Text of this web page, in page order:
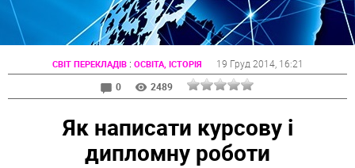
СВІТ ПЕРЕКЛАДІВ: ОСВІТА, ІСТОРІЯ 19 Груд 2014, 16:21
0
2489
Як написати курсову і
дипломну роботи